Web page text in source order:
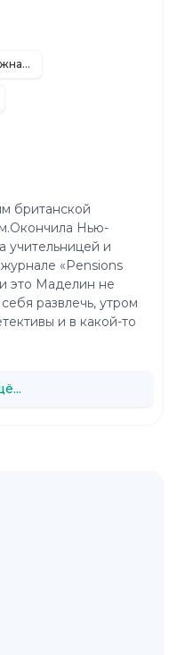
Современная зарубежная литература
британской
Нью-
учительницей и
«Pensions
это Маделин не
развлечь, утром
и в какой-то